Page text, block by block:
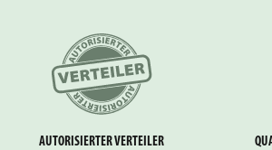
AUTORISIERTER VERTEILER